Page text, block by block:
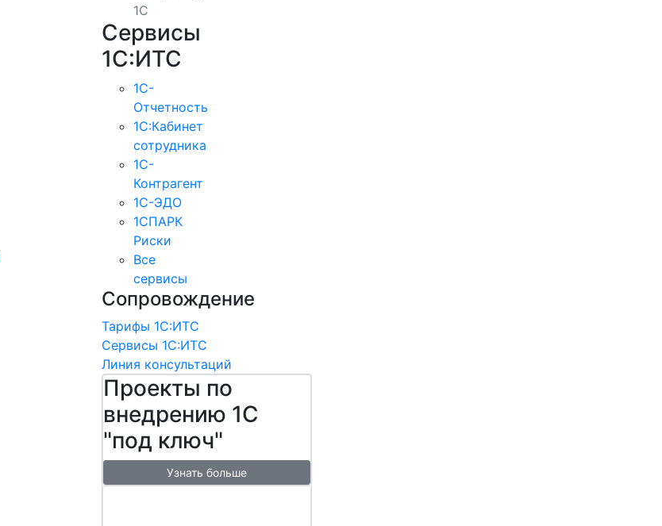
1С
Сервисы
1С:ИТС
1С-
Отчетность
1С:Кабинет
сотрудника
1С-
Контрагент
1С-ЭДО
1СПАРК
Риски
Все
сервисы
Сопровождение
Тарифы 1С:ИТС
Сервисы 1С:ИТС
Линия консультаций
Проекты по
внедрению 1С
"под ключ"
Узнать больше